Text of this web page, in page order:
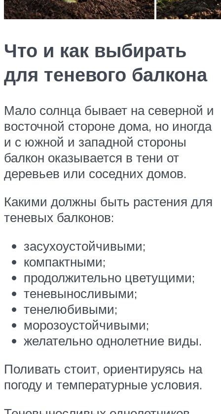
Что и как выбирать
для теневого балкона
Мало солнца бывает на северной и
восточной стороне дома, но иногда
и с южной и западной стороны
балкон оказывается в тени от
деревьев или соседних домов.
Какими должны быть растения для
теневых балконов:
засухоустойчивыми;
компактными;
продолжительно цветущими;
теневыносливыми;
тенелюбивыми;
морозоустойчивыми;
желательно однолетние виды.
Поливать стоит, ориентируясь на
погоду и температурные условия.